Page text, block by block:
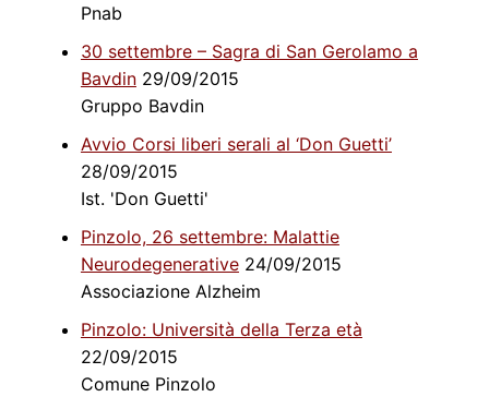
Pnab
30 settembre – Sagra di San Gerolamo a
Bavdin29/09/2015
Gruppo Bavdin
Avvio Corsi liberi serali al ‘Don Guetti’
28/09/2015
Ist. 'Don Guetti'
Pinzolo, 26 settembre: Malattie
Neurodegenerative24/09/2015
Associazione Alzheim
Pinzolo: Università della Terza età
22/09/2015
Comune Pinzolo